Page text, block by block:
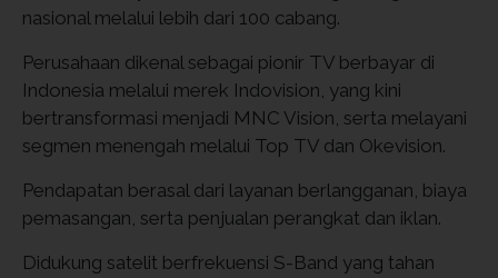
nasional melalui lebih dari 100 cabang.
Perusahaan dikenal sebagai pionir TV berbayar di
Indonesia melalui merek Indovision, yang kini
bertransformasi menjadi MNC Vision, serta melayani
segmen menengah melalui Top TV dan Okevision.
Pendapatan berasal dari layanan berlangganan, biaya
pemasangan, serta penjualan perangkat dan iklan.
Didukung satelit berfrekuensi S-Band yang tahan